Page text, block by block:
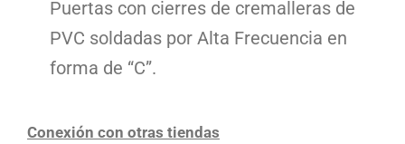
Puertas con cierres de cremalleras de
PVC soldadas por Alta Frecuencia en
forma de “C”.
Conexión con otras tiendas